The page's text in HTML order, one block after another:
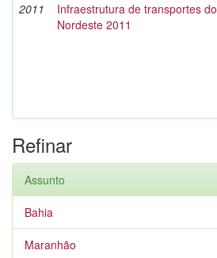
2011
Infraestrutura de transportes do
Nordeste 2011
Refinar
Assunto
Bahia
Maranhão